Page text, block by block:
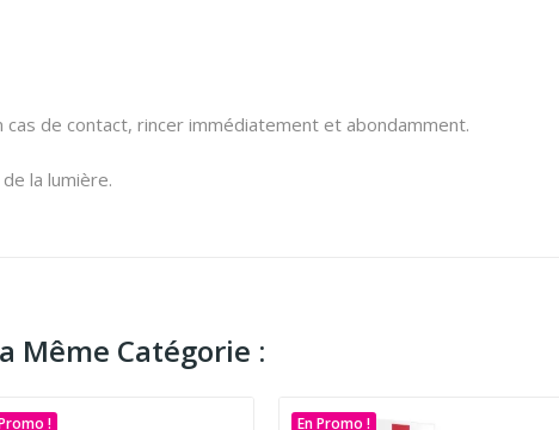
cas de contact, rincer immédiatement et abondamment.
la lumière.
Même Catégorie :
! En Promo !